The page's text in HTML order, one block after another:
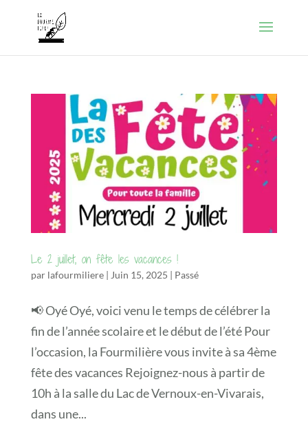
Le 2 juillet, on fête les vacances !
par lafourmiliere| Juin 15, 2025 | Passé
📢‌ Oyé Oyé, voici venu le temps de célébrer la
fin de l’année scolaire et le début de l’été Pour
l’occasion, la Fourmilière vous invite à sa 4ème
fête des vacances Rejoignez-nous à partir de
10h à la salle du Lac de Vernoux-en-Vivarais,
dans une...